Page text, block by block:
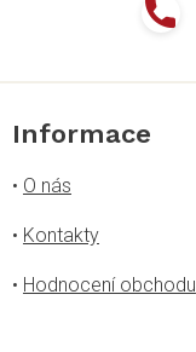
Informace
• O nás
• Kontakty
• Hodnocení obchodu